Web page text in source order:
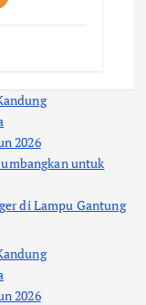
2026
untuk
di Lampu Gantung
2026